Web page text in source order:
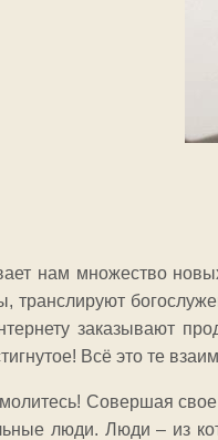
нам множество
транслируют
заказывают
Всё это те
Совершая
люди. Люди – из